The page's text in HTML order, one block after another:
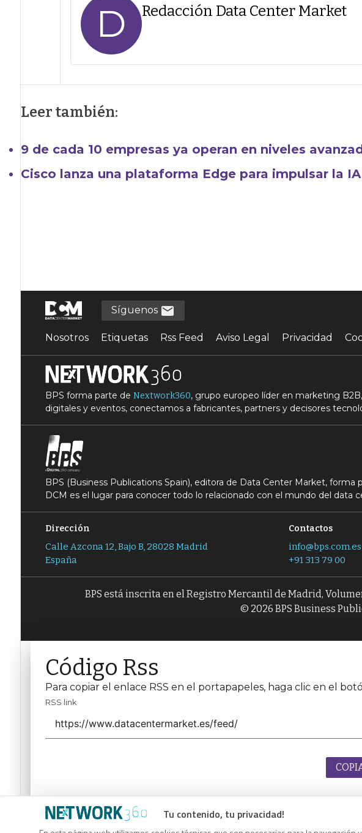
D Redacción Data Center Market
Leer también:
9 de cada 10 empresas ya operan en niveles
Cisco lanza una plataforma Edge para impulsar la
Tu contenido, tu privacidad!
Síguenos
Nosotros Etiquetas Rss Feed Aviso Legal Privacidad
BPS forma parte de Nextwork360, grupo europeo líder en marketing
digitales y eventos, conectamos a fabricantes, partners y decisores
BPS (Business Publications Spain), editora de Data Center Market, forma
DCM es el lugar para conocer todo lo relacionado con el mundo del data
Dirección
Calle Azcona 12, Bajo B, 28028 Madrid
España
Contactos
info@bps.com.es
+91 313 79 00
BPS está inscrita en el Registro Mercantil de Madrid,
© 2026 BPS Business
Código Rss
Para copiar el enlace RSS en el portapapeles, haga clic en el
RSS link
Código Rss